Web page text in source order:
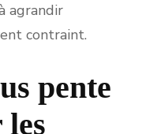
agrandir
contraint.
pente